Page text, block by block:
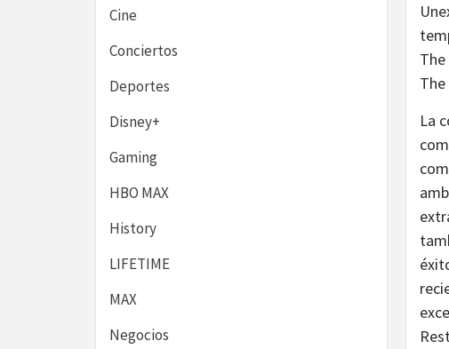
The
La
Cine
Conciertos
Deportes
Disney+
Gaming
HBO MAX
History
LIFETIME
MAX
Negocios